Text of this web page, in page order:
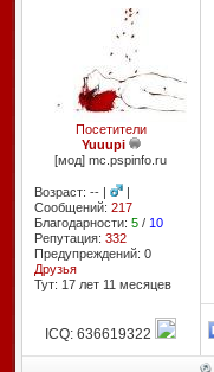
Посетители
Yuuupi
[мод] mc.pspinfo.ru
Возраст: -- |
|
Сообщений: 217
Благодарности: 5/ 10
Репутация: 332
Предупреждений: 0
Друзья
Тут: 17 лет 11 месяцев
ICQ: 636619322